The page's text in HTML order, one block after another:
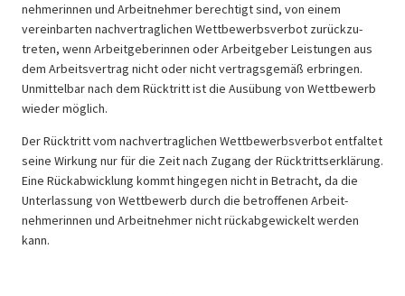
nehmerinnen und Arbeitnehmer berechtigt sind, von einem
vereinbarten nachver­trag­lichen Wettbe­werbs­verbot zurück­zu­
treten, wenn Arbeitgeberinnen oder Arbeitgeber Leistungen aus
dem Arbeitsvertrag nicht oder nicht vertrags­gemäß erbringen.
Unmittelbar nach dem Rücktritt ist die Ausübung von Wettbewerb
wieder möglich.
Der Rücktritt vom nachvertraglichen Wettbewerbsverbot entfaltet
seine Wirkung nur für die Zeit nach Zugang der Rücktrittserklärung.
Eine Rückab­wicklung kommt hingegen nicht in Betracht, da die
Unter­lassung von Wettbewerb durch die betroffenen Arbeit­
nehmerinnen und Arbeitnehmer nicht rückab­ge­wi­ckelt werden
kann.